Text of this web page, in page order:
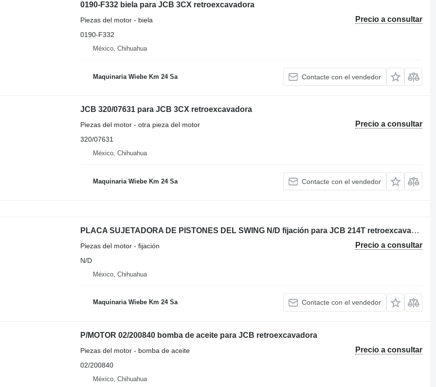
0190-F332 biela para JCB 3CX retroexcavadora
Precio a consultar
Piezas del motor - biela
0190-F332
México, Chihuahua
Maquinaria Wiebe Km 24 Sa Contacte con el vendedor
JCB 320/07631 para JCB 3CX retroexcavadora
Precio a consultar
Piezas del motor - otra pieza del motor
320/07631
México, Chihuahua
Maquinaria Wiebe Km 24 Sa Contacte con el vendedor
PLACA SUJETADORA DE PISTONES DEL SWING N/D fijación para JCB 214T retroexcavadora
Precio a consultar
Piezas del motor - fijación
N/D
México, Chihuahua
Maquinaria Wiebe Km 24 Sa Contacte con el vendedor
P/MOTOR 02/200840 bomba de aceite para JCB retroexcavadora
Precio a consultar
Piezas del motor - bomba de aceite
02/200840
México, Chihuahua